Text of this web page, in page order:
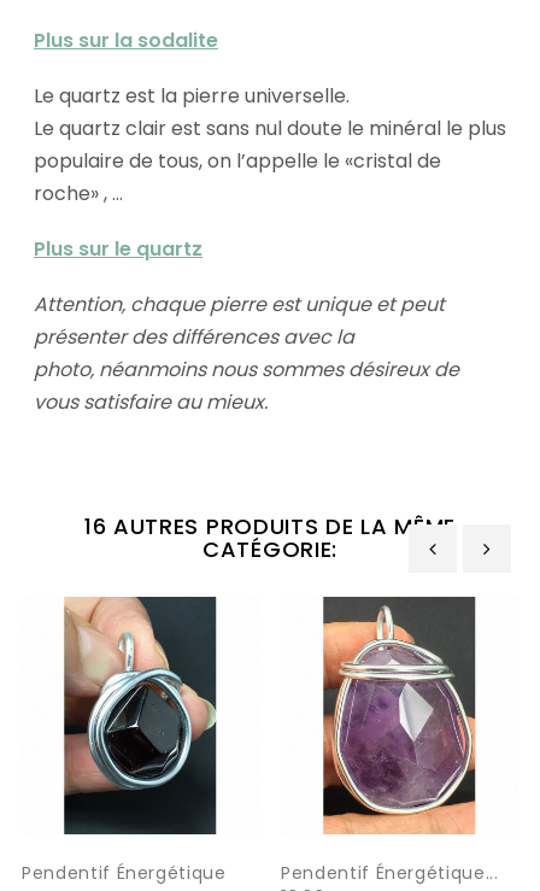
Plus sur la sodalite
Le quartz est la pierre universelle.
Le quartz clair est sans nul doute le minéral le plus
populaire de tous, on l’appelle le «cristal de
roche» , ...
Plus sur le quartz
Attention, chaque pierre est unique et peut
présenter des différences avec la
photo, néanmoins nous sommes désireux de
vous satisfaire au mieux.
16 AUTRES PRODUITS DE LA MÊME
CATÉGORIE:
Pendentif Énergétique
Pendentif Énergétique...
‹